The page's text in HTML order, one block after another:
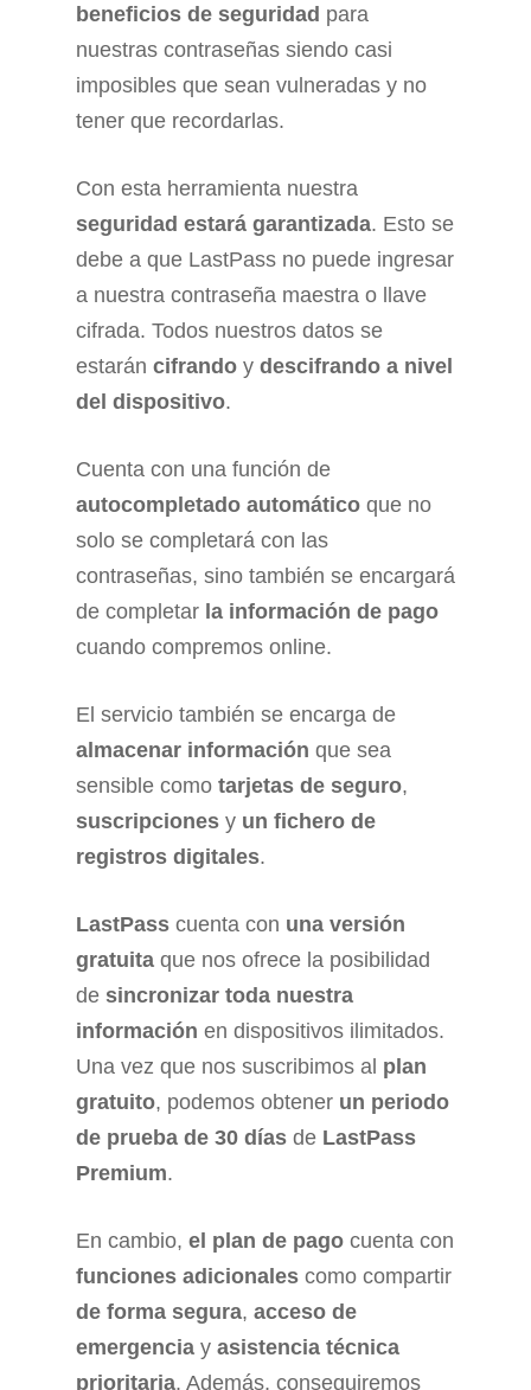
beneficios de seguridad para
nuestras contraseñas siendo casi
imposibles que sean vulneradas y no
tener que recordarlas.
Con esta herramienta nuestra
seguridad estará garantizada. Esto se
debe a que LastPass no puede ingresar
a nuestra contraseña maestra o llave
cifrada. Todos nuestros datos se
estarán cifrando y descifrando a nivel
del dispositivo.
Cuenta con una función de
autocompletado automático que no
solo se completará con las
contraseñas, sino también se encargará
de completar la información de pago
cuando compremos online.
El servicio también se encarga de
almacenar información que sea
sensible como tarjetas de seguro,
suscripciones y un fichero de
registros digitales.
LastPass cuenta con una versión
gratuita que nos ofrece la posibilidad
de sincronizar toda nuestra
información en dispositivos ilimitados.
Una vez que nos suscribimos al plan
gratuito, podemos obtener un periodo
de prueba de 30 días de LastPass
Premium.
En cambio, el plan de pago cuenta con
funciones adicionales como compartir
de forma segura, acceso de
emergencia y asistencia técnica
prioritaria. Además, conseguiremos